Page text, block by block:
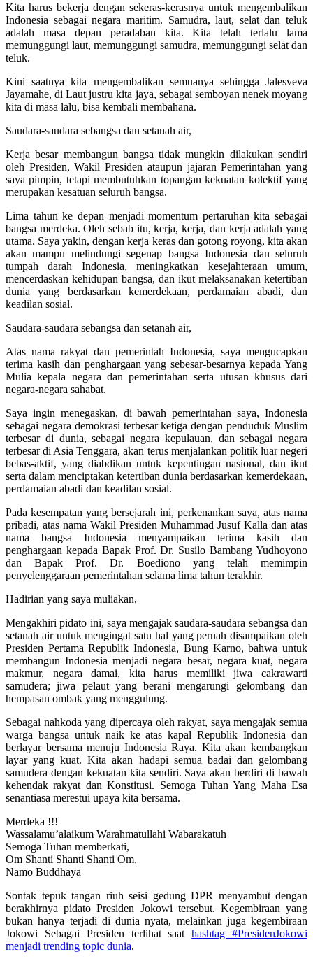
Kita harus bekerja dengan sekeras-kerasnya untuk mengembalikan
Indonesia sebagai negara maritim. Samudra, laut, selat dan teluk
adalah masa depan peradaban kita. Kita telah terlalu lama
memunggungi laut, memunggungi samudra, memunggungi selat dan
teluk.
Kini saatnya kita mengembalikan semuanya sehingga Jalesveva
Jayamahe, di Laut justru kita jaya, sebagai semboyan nenek moyang
kita di masa lalu, bisa kembali membahana.
Saudara-saudara sebangsa dan setanah air,
Kerja besar membangun bangsa tidak mungkin dilakukan sendiri
oleh Presiden, Wakil Presiden ataupun jajaran Pemerintahan yang
saya pimpin, tetapi membutuhkan topangan kekuatan kolektif yang
merupakan kesatuan seluruh bangsa.
Lima tahun ke depan menjadi momentum pertaruhan kita sebagai
bangsa merdeka. Oleh sebab itu, kerja, kerja, dan kerja adalah yang
utama. Saya yakin, dengan kerja keras dan gotong royong, kita akan
akan mampu melindungi segenap bangsa Indonesia dan seluruh
tumpah darah Indonesia, meningkatkan kesejahteraan umum,
mencerdaskan kehidupan bangsa, dan ikut melaksanakan ketertiban
dunia yang berdasarkan kemerdekaan, perdamaian abadi, dan
keadilan sosial.
Saudara-saudara sebangsa dan setanah air,
Atas nama rakyat dan pemerintah Indonesia, saya mengucapkan
terima kasih dan penghargaan yang sebesar-besarnya kepada Yang
Mulia kepala negara dan pemerintahan serta utusan khusus dari
negara-negara sahabat.
Saya ingin menegaskan, di bawah pemerintahan saya, Indonesia
sebagai negara demokrasi terbesar ketiga dengan penduduk Muslim
terbesar di dunia, sebagai negara kepulauan, dan sebagai negara
terbesar di Asia Tenggara, akan terus menjalankan politik luar negeri
bebas-aktif, yang diabdikan untuk kepentingan nasional, dan ikut
serta dalam menciptakan ketertiban dunia berdasarkan kemerdekaan,
perdamaian abadi dan keadilan sosial.
Pada kesempatan yang bersejarah ini, perkenankan saya, atas nama
pribadi, atas nama Wakil Presiden Muhammad Jusuf Kalla dan atas
nama bangsa Indonesia menyampaikan terima kasih dan
penghargaan kepada Bapak Prof. Dr. Susilo Bambang Yudhoyono
dan Bapak Prof. Dr. Boediono yang telah memimpin
penyelenggaraan pemerintahan selama lima tahun terakhir.
Hadirian yang saya muliakan,
Mengakhiri pidato ini, saya mengajak saudara-saudara sebangsa dan
setanah air untuk mengingat satu hal yang pernah disampaikan oleh
Presiden Pertama Republik Indonesia, Bung Karno, bahwa untuk
membangun Indonesia menjadi negara besar, negara kuat, negara
makmur, negara damai, kita harus memiliki jiwa cakrawarti
samudera; jiwa pelaut yang berani mengarungi gelombang dan
hempasan ombak yang menggulung.
Sebagai nahkoda yang dipercaya oleh rakyat, saya mengajak semua
warga bangsa untuk naik ke atas kapal Republik Indonesia dan
berlayar bersama menuju Indonesia Raya. Kita akan kembangkan
layar yang kuat. Kita akan hadapi semua badai dan gelombang
samudera dengan kekuatan kita sendiri. Saya akan berdiri di bawah
kehendak rakyat dan Konstitusi. Semoga Tuhan Yang Maha Esa
senantiasa merestui upaya kita bersama.
Merdeka !!!
Wassalamu’alaikum Warahmatullahi Wabarakatuh
Semoga Tuhan memberkati,
Om Shanti Shanti Shanti Om,
Namo Buddhaya
Sontak tepuk tangan riuh seisi gedung DPR menyambut dengan
berakhirnya pidato Presiden Jokowi tersebut. Kegembiraan yang
bukan hanya terjadi di dunia nyata, melainkan juga kegembiraan
Jokowi Sebagai Presiden terlihat saathashtag #PresidenJokowi
menjadi trending topic dunia.